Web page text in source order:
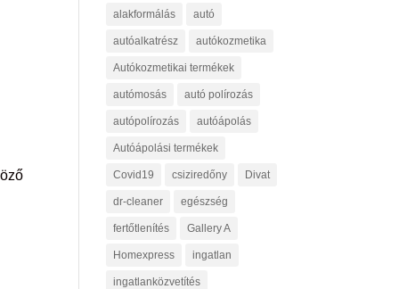
alakformálás autó
autóalkatrész autókozmetika
Autókozmetikai termékek
autómosás autó polírozás
autópolírozás autóápolás
Autóápolási termékek
Covid19 csiziredőny Divat
dr-cleaner egészség
fertőtlenítés Gallery A
Homexpress ingatlan
ingatlanközvetítés